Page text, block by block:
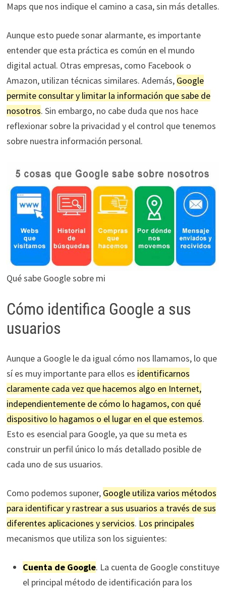
Maps que nos indique el camino a casa, sin más detalles.
Aunque esto puede sonar alarmante, es importante
entender que esta práctica es común en el mundo
digital actual. Otras empresas, como Facebook o
Amazon, utilizan técnicas similares. Además, Google
permite consultar y limitar la información que sabe de
nosotros. Sin embargo, no cabe duda que nos hace
reflexionar sobre la privacidad y el control que tenemos
sobre nuestra información personal.
Qué sabe Google sobre mi
Cómo identifica Google a sus
usuarios
Aunque a Google le da igual cómo nos llamamos, lo que
sí es muy importante para ellos es identificarnos
claramente cada vez que hacemos algo en Internet,
independientemente de cómo lo hagamos, con qué
dispositivo lo hagamos o el lugar en el que estemos.
Esto es esencial para Google, ya que su meta es
construir un perfil único lo más detallado posible de
cada uno de sus usuarios.
Como podemos suponer, Google utiliza varios métodos
para identificar y rastrear a sus usuarios a través de sus
diferentes aplicaciones y servicios. Los principales
mecanismos que utiliza son los siguientes:
Cuenta de Google. La cuenta de Google constituye
el principal método de identificación para los